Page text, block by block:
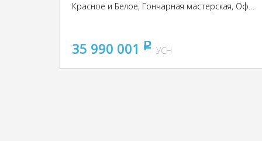
Красное и Белое, Гончарная мастерская, Офис-склад товары для праздника и свадеб, Склад косметики и парфюмерии, Склад тактической медицины
35 990 001 pуб
УСН